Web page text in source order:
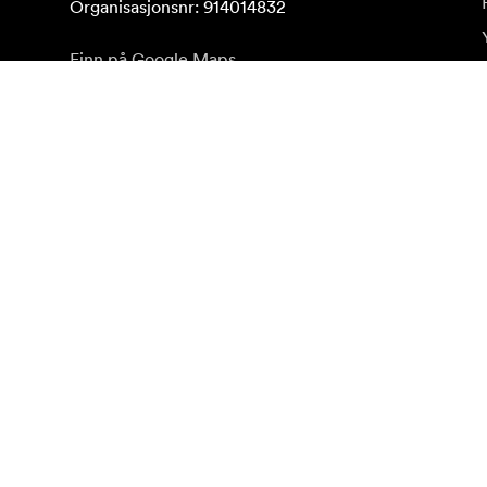
Organisasjonsnr: 914014832
Finn på Google Maps